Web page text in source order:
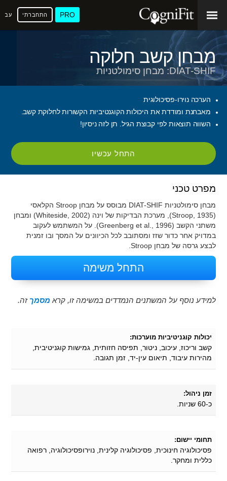
PRO התחברתי
מבחן קשב חלוקה
DIAT-SHIF: מבחן סימולטניות
הערכה נוירו-פסיכולוגית
מאבחנת ומודדת את היכולות הקוגנטיביות הקשורות לחלוקת קשב.
השווה תוצאות לפי קבוצת הגיל. תן לזה ניסיון!
התחל עכשיו
מפרט טכני
מבחן סימולטניות DIAT-SHIF מבוסס על מבחן Stroop הקלאסי
(Stroop, 1935), מערכת הבדיקות של וינה (Whiteside, 2002) ומבחן
משתני הקשב (Greenberg et al., 1996). על המשתמש לעקוב
במדויק אחר כדור שזז ומסתובב לכל הכיוונים על המסך ובו זמנית
לבצע גרסה של מבחן Stroop.
התחל משימה
למידע נוסף על המשתנים הנמדדים במשימה זו, קרא מסמך זה.
יכולות קוגניטיביות מוערכות:
קשב וריכוז, עיכוב, ניטור, תפיסה חזותית, גמישות קוגניטיבית,
מהירות עיבוד, תיאום עין-יד, זמן תגובה.
זמן ניהול:
כ-60 שניות.
תחומי יישום:
פסיכולוגיה חינוכית, פסיכולוגיה קלינית, נוירופסיכולוגיה, רפואה
כללית ומחקר.